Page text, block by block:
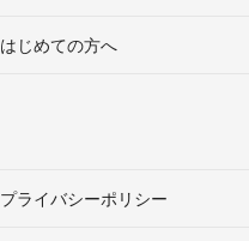
はじめての方へ
プライバシーポリシー